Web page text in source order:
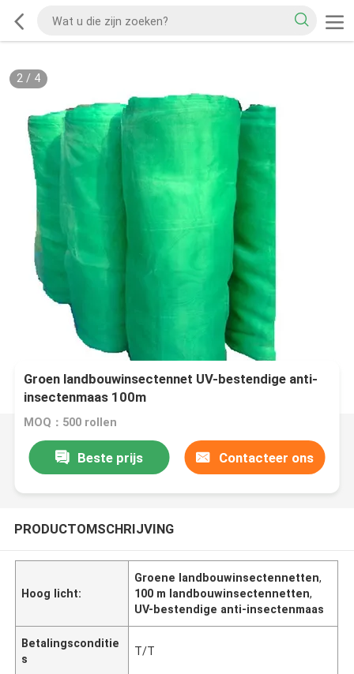
2/ 4
Groen landbouwinsectennet UV-bestendige anti-
insectenmaas 100m
MOQ：500 rollen
Beste prijs Contacteer ons
PRODUCTOMSCHRIJVING
Hoog licht:
Groene landbouwinsectennetten,
100 m landbouwinsectennetten,
UV-bestendige anti-insectenmaas
Betalingsconditie
s
T/T